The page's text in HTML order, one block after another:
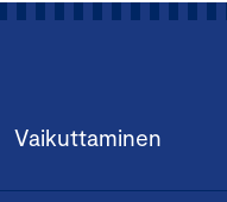
Vaikuttaminen